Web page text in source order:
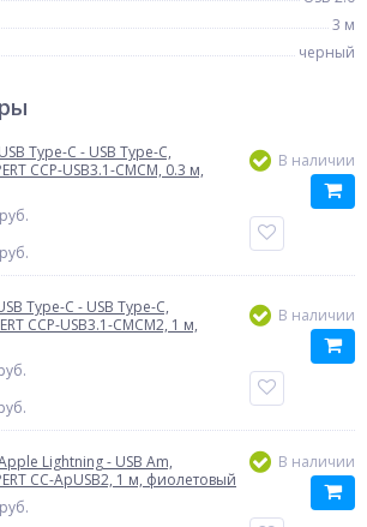
3 м
черный
Type-C - USB Type-C,
CCP-USB3.1-CMCM, 0.3 м,
руб.
руб.
В наличии
Type-C - USB Type-C,
CCP-USB3.1-CMCM2, 1 м,
В наличии
Lightning - USB Am,
CC-ApUSB2, 1 м, фиолетовый
руб.
В наличии